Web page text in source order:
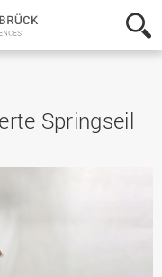
Hochschule
Osnabrück
-
Sciences
Springseil